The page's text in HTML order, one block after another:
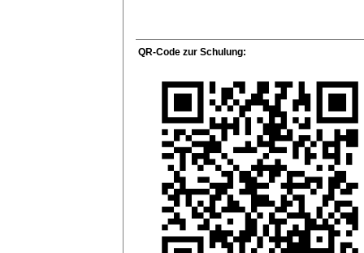
QR-Code zur Schulung: